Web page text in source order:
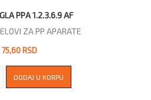
PPA 1.2.3.6.9 AF
ZA PP APARATE
75,60 RSD